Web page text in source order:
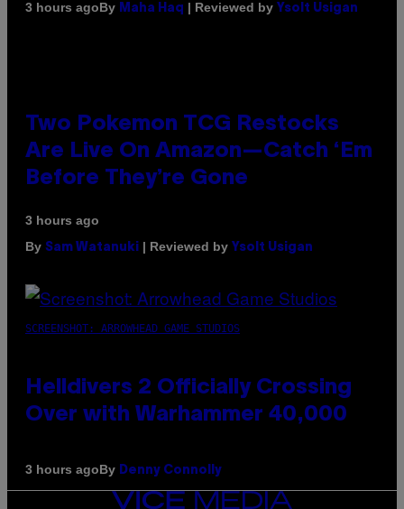
3 hours agoBy Maha Haq | Reviewed by Ysolt Usigan
Two Pokemon TCG Restocks
Are Live On Amazon—Catch ‘Em
Before They’re Gone
3 hours ago
By Sam Watanuki | Reviewed by Ysolt Usigan
SCREENSHOT: ARROWHEAD GAME STUDIOS
Helldivers 2 Officially Crossing
Over with Warhammer 40,000
3 hours agoBy Denny Connolly
VICE